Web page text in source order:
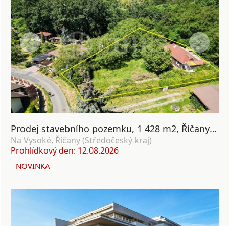
Prodej stavebního pozemku, 1 428 m2, Říčany u Prahy
Na Vysoké, Říčany (Středočeský kraj)
Prohlídkový den: 12.08.2026
NOVINKA